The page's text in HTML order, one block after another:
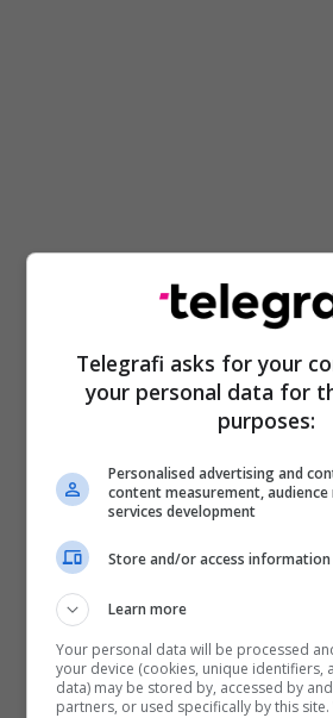
Google Spacex Anthropic
Telegrafi asks for your
your personal data for
purposes:
Personalised advertising and
content measurement, audience
services development
Store and/or access information
Learn more
Your personal data will be processed
your device (cookies, unique identifiers,
data) may be stored by, accessed by
partners, or used specifically by this